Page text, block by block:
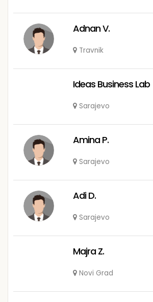
Adnan V.
Travnik
Ideas Business Lab
Sarajevo
Amina P.
Sarajevo
Adi D.
Sarajevo
Majra Z.
Novi Grad